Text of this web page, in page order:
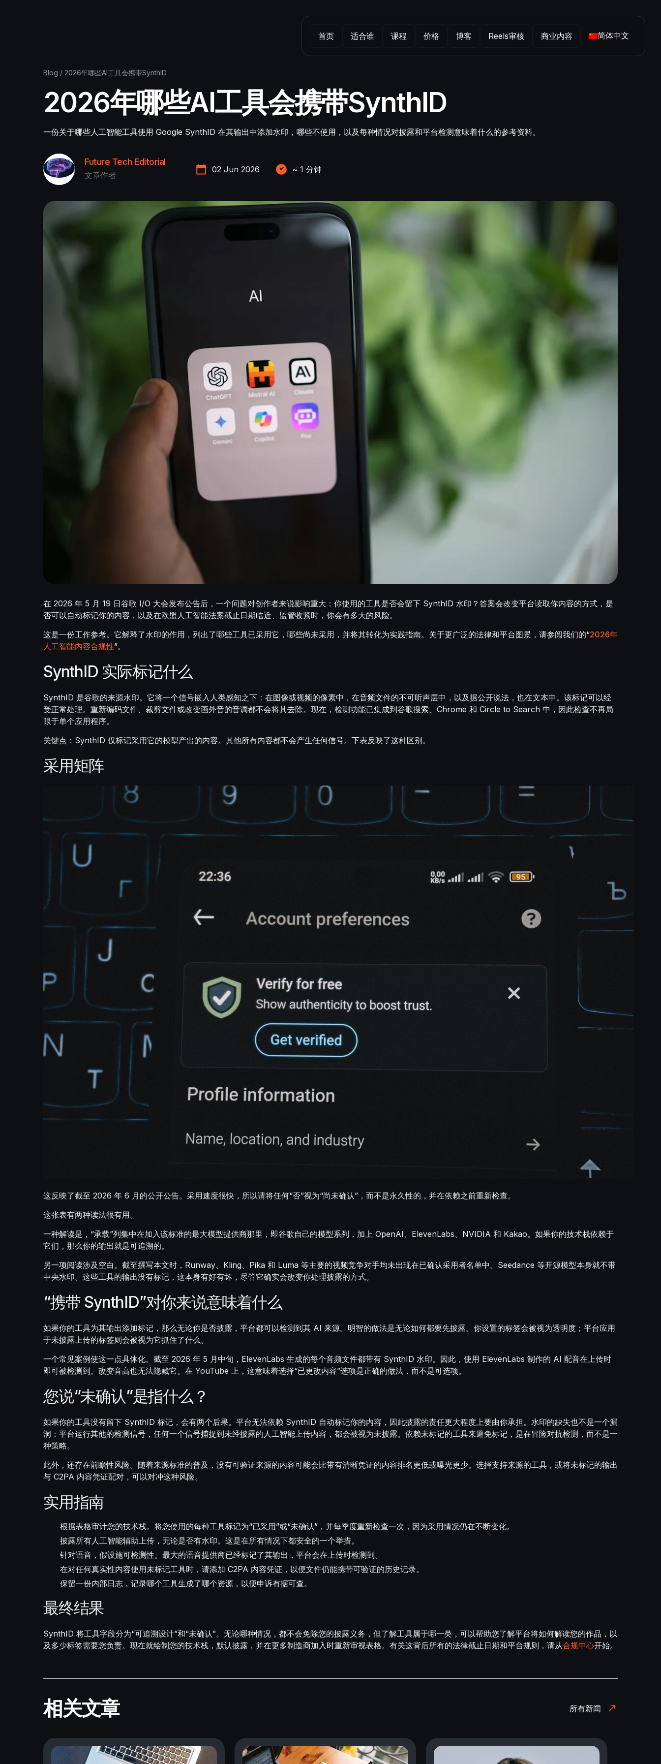
首页 适合谁 课程 价格 博客 Reels审核 商业内容 简体中文
Blog / 2026年哪些AI工具会携带SynthID
2026年哪些AI工具会携带SynthID
一份关于哪些人工智能工具使用 Google SynthID 在其输出中添加水印，哪些不使用，以及每种情况对披露和平台检测意味着什么的参考资料。
Future Tech Editorial
文章作者
02 Jun 2026 ~ 1 分钟
在 2026 年 5 月 19 日谷歌 I/O 大会发布公告后，一个问题对创作者来说影响重大：你使用的工具是否会留下 SynthID 水印？答案会改变平台读取你内容的方式，是
否可以自动标记你的内容，以及在欧盟人工智能法案截止日期临近、监管收紧时，你会有多大的风险。
这是一份工作参考。它解释了水印的作用，列出了哪些工具已采用它，哪些尚未采用，并将其转化为实践指南。关于更广泛的法律和平台图景，请参阅我们的“2026年
人工智能内容合规性”。
SynthID 实际标记什么
SynthID 是谷歌的来源水印。它将一个信号嵌入人类感知之下：在图像或视频的像素中，在音频文件的不可听声层中，以及据公开说法，也在文本中。该标记可以经
受正常处理。重新编码文件、裁剪文件或改变画外音的音调都不会将其去除。现在，检测功能已集成到谷歌搜索、Chrome 和 Circle to Search 中，因此检查不再局
限于单个应用程序。
关键点：SynthID 仅标记采用它的模型产出的内容。其他所有内容都不会产生任何信号。下表反映了这种区别。
采用矩阵
这反映了截至 2026 年 6 月的公开公告。采用速度很快，所以请将任何“否”视为“尚未确认”，而不是永久性的，并在依赖之前重新检查。
这张表有两种读法很有用。
一种解读是，“承载”列集中在加入该标准的最大模型提供商那里，即谷歌自己的模型系列，加上 OpenAI、ElevenLabs、NVIDIA 和 Kakao。如果你的技术栈依赖于
它们，那么你的输出就是可追溯的。
另一项阅读涉及空白。截至撰写本文时，Runway、Kling、Pika 和 Luma 等主要的视频竞争对手均未出现在已确认采用者名单中。Seedance 等开源模型本身就不带
中央水印。这些工具的输出没有标记，这本身有好有坏，尽管它确实会改变你处理披露的方式。
“携带 SynthID”对你来说意味着什么
如果你的工具为其输出添加标记，那么无论你是否披露，平台都可以检测到其 AI 来源。明智的做法是无论如何都要先披露。你设置的标签会被视为透明度；平台应用
于未披露上传的标签则会被视为它抓住了什么。
一个常见案例使这一点具体化。截至 2026 年 5 月中旬，ElevenLabs 生成的每个音频文件都带有 SynthID 水印。因此，使用 ElevenLabs 制作的 AI 配音在上传时
即可被检测到。改变音高也无法隐藏它。在 YouTube 上，这意味着选择“已更改内容”选项是正确的做法，而不是可选项。
您说“未确认”是指什么？
如果你的工具没有留下 SynthID 标记，会有两个后果。平台无法依赖 SynthID 自动标记你的内容，因此披露的责任更大程度上要由你承担。水印的缺失也不是一个漏
洞：平台运行其他的检测信号，任何一个信号捕捉到未经披露的人工智能上传内容，都会被视为未披露。依赖未标记的工具来避免标记，是在冒险对抗检测，而不是一
种策略。
此外，还存在前瞻性风险。随着来源标准的普及，没有可验证来源的内容可能会比带有清晰凭证的内容排名更低或曝光更少。选择支持来源的工具，或将未标记的输出
与 C2PA 内容凭证配对，可以对冲这种风险。
实用指南
根据表格审计您的技术栈。将您使用的每种工具标记为“已采用”或“未确认”，并每季度重新检查一次，因为采用情况仍在不断变化。
披露所有人工智能辅助上传，无论是否有水印。这是在所有情况下都安全的一个举措。
针对语音，假设施可检测性。最大的语音提供商已经标记了其输出，平台会在上传时检测到。
在对任何真实性内容使用未标记工具时，请添加 C2PA 内容凭证，以便文件仍能携带可验证的历史记录。
保留一份内部日志，记录哪个工具生成了哪个资源，以便申诉有据可查。
最终结果
SynthID 将工具字段分为“可追溯设计”和“未确认”。无论哪种情况，都不会免除您的披露义务，但了解工具属于哪一类，可以帮助您了解平台将如何解读您的作品，以
及多少标签需要您负责。现在就绘制您的技术栈，默认披露，并在更多制造商加入时重新审视表格。有关这背后所有的法律截止日期和平台规则，请从合规中心开始。
相关文章 所有新闻